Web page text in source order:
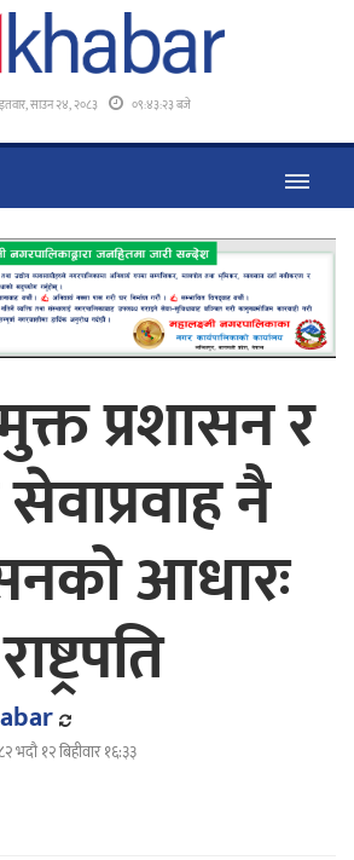
साउन २४, २०८३ ०९:४३:२३ बजे
प्रशासन र
नै
आधारः
राष्ट्रपति
भदौ १२ बिहीवार १६:३३